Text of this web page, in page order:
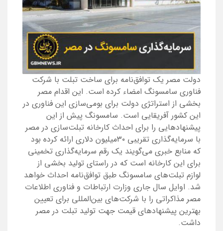
دولت مصر یک توافق‌نامه برای ساخت تبلت با شرکت
فناوری سامسونگ امضاء کرده است. این اقدام مصر
بخشی از استراتژی دولت برای بومی‌سازی این فناوری در
این کشور آفریقایی است. سامسونگ پیش از این
پیشنهاد‌هایی را برای احداث کارخانه تبلت‌سازی در مصر
با سرمایه‌گذاری تقریبی ۳۰میلیون دلاری ارائه کرده بود
که منابع خبری می‌گویند یک رقم سرمایه‌گذاری تخمینی
برای این کارخانه است که در راستای تولید بخشی از
لوازم‌ تبلت‌های سامسونگ طبق توافق‌نامه احداث خواهد
شد. اوایل سال ‌جاری وزارت ارتباطات و فناوری اطلاعات
مصر مذاکراتی را با شرکت‌های بین‌المللی برای تعیین
بهترین پیشنهاد‌های قیمت جهت تولید تبلت در مصر
داشت.